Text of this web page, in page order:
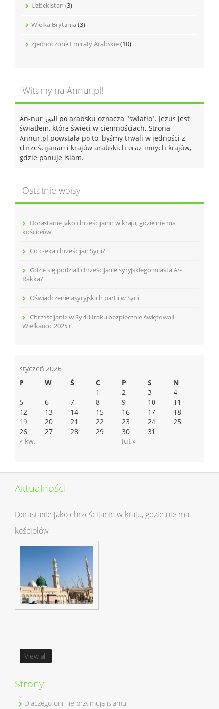
Uzbekistan (3)
Wielka Brytania (3)
Zjednoczone Emiraty Arabskie(10)
Witamy na Annur.pl!
An-nur النور po arabsku oznacza "światło". Jezus jest
światłem, które świeci w ciemnościach. Strona
Annur.pl powstała po to, byśmy trwali w jedności z
chrześcijanami krajów arabskich oraz innych krajów,
gdzie panuje islam.
Ostatnie wpisy
Dorastanie jako chrześcijanin w kraju, gdzie nie ma
kościołów
Co czeka chrześcijan Syrii?
Gdzie się podziali chrześcijanie syryjskiego miasta Ar-
Rakka?
Oświadczenie asyryjskich partii w Syrii
Chrześcijanie w Syrii i Iraku bezpiecznie świętowali
Wielkanoc 2025 r.
styczeń 2026
P
W Ś C P S N
« kw. lut »
1 2 3
4
5
6 7 8 9 10
11
12
13 14 15 16 17
18
19
20 21 22 23 24
25
26
27 28 29 30 31
Aktualności
Dorastanie jako chrześcijanin w kraju, gdzie nie ma
kościołów
View all
Strony
Dlaczego oni nie przyjmują islamu